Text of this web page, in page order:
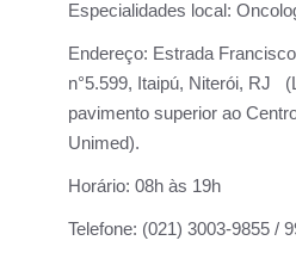
Especialidades local:
Endereço: Estrada
n°5.599, Itaipú, Niterói, RJ
pavimento superior ao
Unimed).
Horário: 08h às 19h
Telefone: (021) 3003-9855 /